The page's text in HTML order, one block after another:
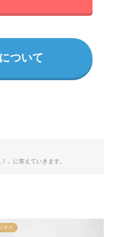
ついて
」に答えていきます。
ネス